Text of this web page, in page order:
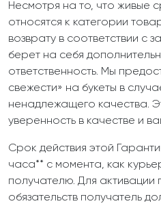
Несмотря на то, что живые
относятся к категории
возврату в соответствии с
берет на себя
ответственность. Мы
свежести» на букеты в
ненадлежащего качества.
уверенность в качестве и
Срок действия этой
часа** с момента, как
получателю. Для активации
обязательств получатель